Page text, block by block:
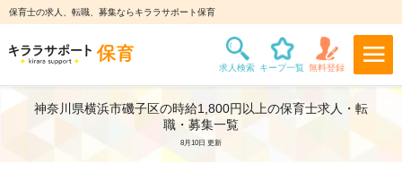
保育士の求人、転職、募集ならキララサポート保育
神奈川県横浜市磯子区の時給1,800円以上の保育士求人・転
職・募集一覧
8月10日 更新